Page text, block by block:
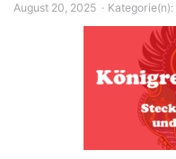
August 20, 2025 Kategorie(n):